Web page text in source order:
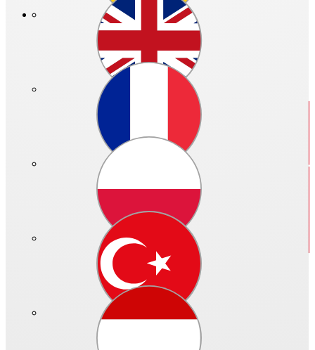
Neuerungen der HeliosOnline Welt finden Sie
bisher auf KWLeasyPlan und HeliosSelect gespeicherten
können Sie bis auf Weiteres erreichen. Alle Infos dazu
finden Sie nach der vollständigen Registrierung und dem Login
unter "Ihre Projekte" sowie "Ihre Auslegungen".
Schließen
Der interaktive Produkt-Finder
Alle Informationen zur Helios-Produktwelt.
Schnell und innovativ!